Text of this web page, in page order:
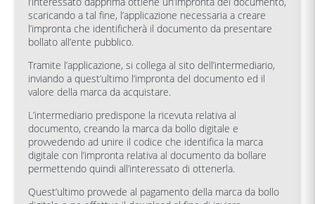
scaricando a tal fine, l’applicazione necessaria a creare
l’impronta che identificherà il documento da presentare
bollato all’ente pubblico.
Tramite l’applicazione, si collega al sito dell’intermediario,
inviando a quest’ultimo l’impronta del documento ed il
valore della marca da acquistare.
L’intermediario predispone la ricevuta relativa al
documento, creando la marca da bollo digitale e
provvedendo ad unire il codice che identifica la marca
digitale con l’impronta relativa al documento da bollare
permettendo quindi all’interessato di ottenerla.
Quest’ultimo provvede al pagamento della marca da bollo